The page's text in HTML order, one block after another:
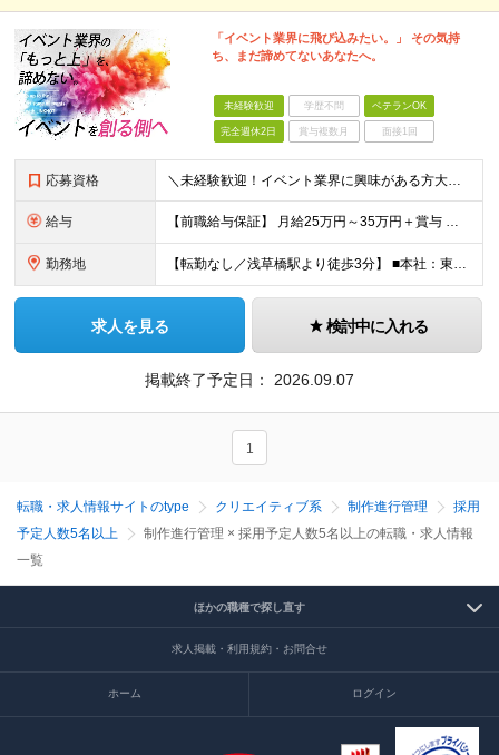
「イベント業界に飛び込みたい。」 その気持
ち、まだ諦めてないあなたへ。
未経験歓迎 学歴不問 ベテランOK
完全週休2日 賞与複数月 面接1回
応募資格 ＼未経験歓迎！イベント業界に興味がある方大歓迎／ ■基本的なPCスキル(Word・Excel・PowerPoint） ■大卒以上 ＼こんな方はぜひご応募ください／ ◎多彩なジャンルのイベント企画に携
給与 【前職給与保証】 月給25万円～35万円＋賞与 ★当社の採用の指針として あなたの経験に応じてしっかりと給与に還元していきます！ あなたの経歴や成果を面接の場でお聞かせください！ ※経験・スキルを
勤務地 【転勤なし／浅草橋駅より徒歩3分】 ■本社：東京都台東区浅草橋4-9-11 大黒ビル4F (変更の範囲)上記を除く当社関連勤務地
求人を見る 検討中に入れる
掲載終了予定日： 2026.09.07
1
転職・求人情報サイトのtype クリエイティブ系 制作進行管理
採用
予定人数5名以上
制作進行管理 × 採用予定人数5名以上の転職・求人情報
一覧
ほかの職種で探し直す
求人掲載・利用規約・お問合せ
ホーム ログイン